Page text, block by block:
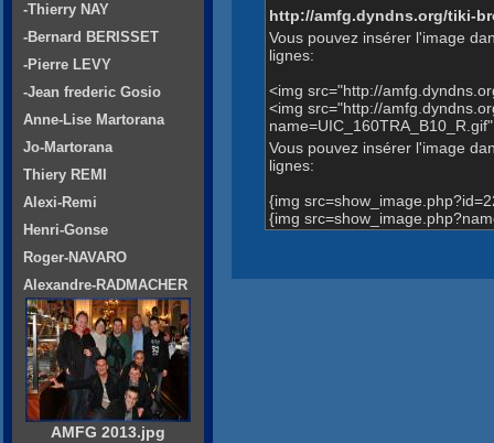
http://amfg.dyndns.org/tiki-
Vous pouvez insérer l'image
lignes:
<img src="http://
<img src="http://
Vous pouvez insérer l'image
lignes:
{img
{img
-Thierry NAY
-Bernard BERISSET
-Pierre LEVY
-Jean frederic Gosio
Anne-Lise Martorana
Jo-Martorana
Thiery REMI
Alexi-Remi
Henri-Gonse
Roger-NAVARO
Alexandre-RADMACHER
AMFG 2013.jpg